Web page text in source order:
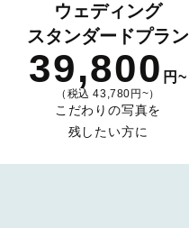
ウェディング
スタンダードプラン
39,800 円~
（税込 43,780円~）
こだわりの写真を
残したい方に